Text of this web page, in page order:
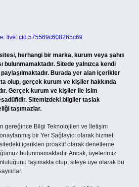
live:.cid.575569c608265c69
herhangi bir marka, kurum veya şahıs
bulunmamaktadır. Sitede yalnızca kendi
paylaşılmaktadır. Burada yer alan içerikler
olup, gerçek kurum ve kişiler hakkında
Gerçek kurum ve kişiler ile isim
Sitemizdeki bilgiler taslak
taşımazlar.
gereğince Bilgi Teknolojileri ve İletişim
bir Yer Sağlayıcı olarak hizmet
içerikleri proaktif olarak denetleme
bulunmamaktadır. Ancak, üyelerimiz
taşımakta olup, siteye üye olarak bu